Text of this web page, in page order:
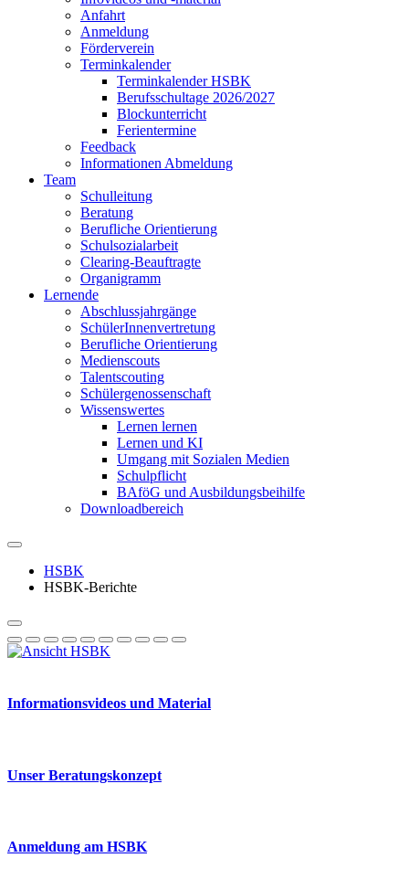
Anfahrt
Anmeldung
Förderverein
Terminkalender
Terminkalender HSBK
Berufsschultage 2026/2027
Blockunterricht
Ferientermine
Feedback
Informationen Abmeldung
Team
Schulleitung
Beratung
Berufliche Orientierung
Schulsozialarbeit
Clearing-Beauftragte
Organigramm
Lernende
Abschlussjahrgänge
SchülerInnenvertretung
Berufliche Orientierung
Medienscouts
Talentscouting
Schüler­genossen­schaft
Wissenswertes
Lernen lernen
Lernen und KI
Umgang mit Sozialen Medien
Schulpflicht
BAföG und Ausbildungsbeihilfe
Downloadbereich
HSBK
HSBK-Berichte
Informationsvideos und Material
Unser Beratungskonzept
Anmeldung am HSBK